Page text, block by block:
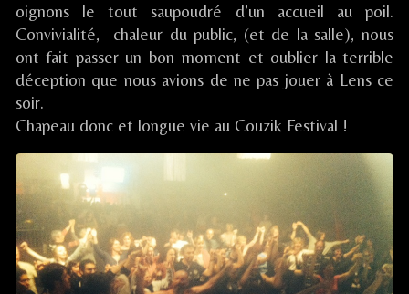
COURCY
(51),
oignons le tout saupoudré d’un accueil au poil.
Convivialité, chaleur du public, (et de la salle), nous
ont fait passer un bon moment et oublier la terrible
déception que nous avions de ne pas jouer à Lens ce
soir.
Chapeau donc et longue vie au Couzik Festival !